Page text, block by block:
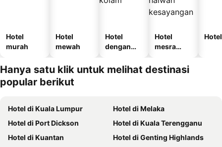
Hotel
murah
Hotel
mewah
Hotel
dengan
Hotel
mesra
kesayanga
n
Hanya satu klik untuk melihat destinasi
popular berikut
Hotel di Kuala Lumpur
Hotel di Melaka
Hotel di Port Dickson
Hotel di Kuala Terengganu
Hotel di Kuantan
Hotel di Genting Highlands